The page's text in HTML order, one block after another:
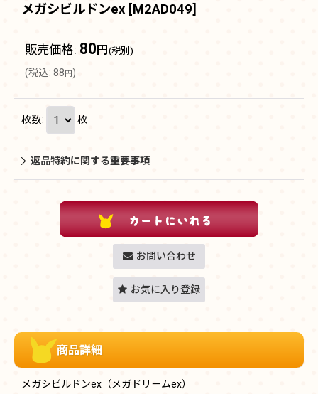
メガシビルドンex [M2AD049]
販売価格: 80 円 (税別)
(税込: 88 円 )
枚数: 枚
返品特約に関する重要事項
お問い合わせ
お気に入り登録
商品詳細
メガシビルドンex（メガドリームex）